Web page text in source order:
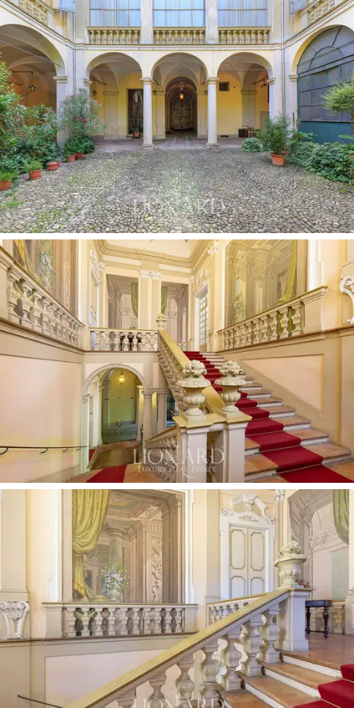
joita vyöttää kipsiraami. Kahdeksan suurta taulua, jotka
kuvaavat kreikkalaisia myyttejä ovat Modenalaisen
taiteilijan Francesco Vellanin käsialaa vuodelta 1738.
Huomattava on myöskin Reggiolaisen Giuseppe Ugolinin
maalaama Vittorio Emanuele II muotokuva, tämän
vieraillessa kaupungissa.
Palatsi edustaa maineikkaasti Reggio Emilian kaupungin
historiaa arvokkaine taideteoksineen, jonka puitteissa
on mahdollista tavoittaa uudelleen menneiden päivien
loistelias elämä.